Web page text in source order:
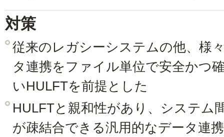
対策
従来のレガシーシステムの他、様
タ連携をファイル単位で安全かつ
いHULFTを前提とした
HULFTと親和性があり、システム
が疎結合できる汎用的なデータ連